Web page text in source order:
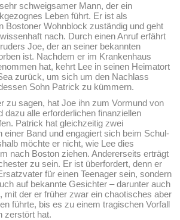
schweigsamer Mann, der ein
Leben führt. Er ist als
Bostoner Wohnblock zuständig und geht
nach. Durch einen Anruf erfährt
Joe, der an seiner bekannten
ist. Nachdem er im Krankenhaus
hat, kehrt Lee in seinen Heimatort
zurück, um sich um den Nachlass
Sohn Patrick zu kümmern.
zu sagen, hat Joe ihn zum Vormund von
dazu alle erforderlichen finanziellen
Patrick hat gleichzeitig zwei
einer Band und engagiert sich beim Schul-
möchte er nicht, wie Lee dies
nach Boston ziehen. Andererseits erträgt
zu sein. Er ist überfordert, denn er
für einen Teenager sein, sondern
auf bekannte Gesichter – darunter auch
mit der er früher zwar ein chaotisches aber
führte, bis es zu einem tragischen Vorfall
zerstört hat.